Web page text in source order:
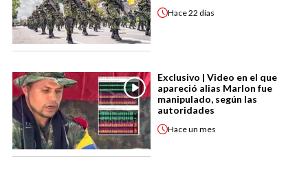
Hace22 días
Exclusivo | Video en el que
apareció alias Marlon fue
manipulado, según las
autoridades
Haceun mes